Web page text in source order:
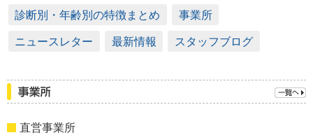
診断別・年齢別の特徴まとめ 事業所
ニュースレター 最新情報 スタッフブログ
直営事業所